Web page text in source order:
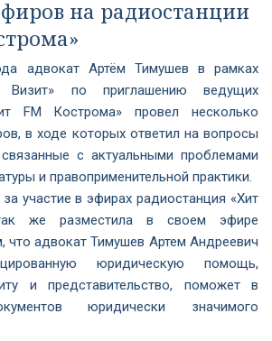
на радиостанции
адвокат Артём Тимушев в рамках
Визит» по приглашению ведущих
FM Кострома» провел несколько
в ходе которых ответил на вопросы
с актуальными проблемами
и правоприменительной практики.
участие в эфирах радиостанция «Хит
же разместила в своем эфире
адвокат Тимушев Артем Андреевич
юридическую помощь,
и представительство, поможет в
юридически значимого